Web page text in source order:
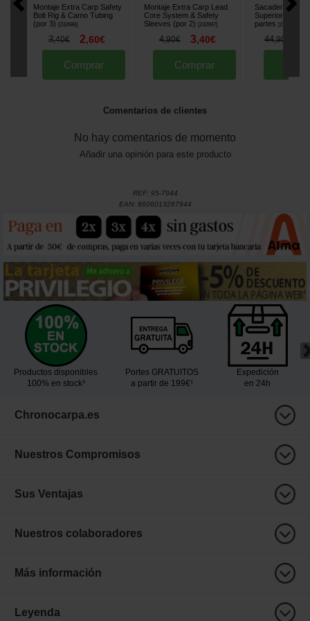
Montaje Extra Carp Safety
Bolt Rig & Camo Tubing
(por 3)
[232686]
3,40€ 2,60€
Comprar
Montaje Extra Carp Lead
Core System & Safety
Sleeves (por 2)
[232697]
4,90€ 3,40€
Comprar
Sacadera Extra
Superior 42"
partes
[212590
44,90
Comentarios de clientes
No hay comentarios de momento
Añadir una opinión para este producto
REF: 95-7944
EAN: 8606013287944
Productos disponibles
100% en stock³
Portes GRATUITOS
a partir de 199€¹
Expedición
en 24h
Chronocarpa.es
Nuestros Compromisos
Sus Ventajas
Nuestros colaboradores
Más información
Leyenda